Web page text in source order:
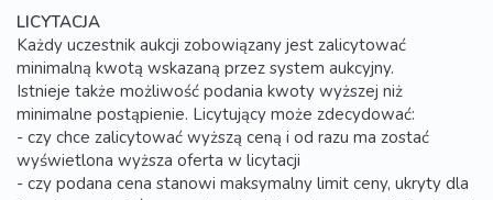
LICYTACJA
Każdy uczestnik aukcji zobowiązany jest zalicytować
minimalną kwotą wskazaną przez system aukcyjny.
Istnieje także możliwość podania kwoty wyższej niż
minimalne postąpienie. Licytujący może zdecydować:
- czy chce zalicytować wyższą ceną i od razu ma zostać
wyświetlona wyższa oferta w licytacji
- czy podana cena stanowi maksymalny limit ceny, ukryty dla